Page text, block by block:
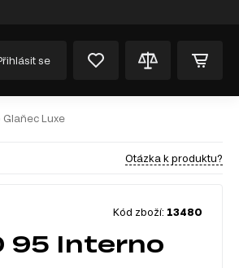
se
Glaňec Luxe
Otázka k produktu?
Kód zboží: 13480
95 Interno